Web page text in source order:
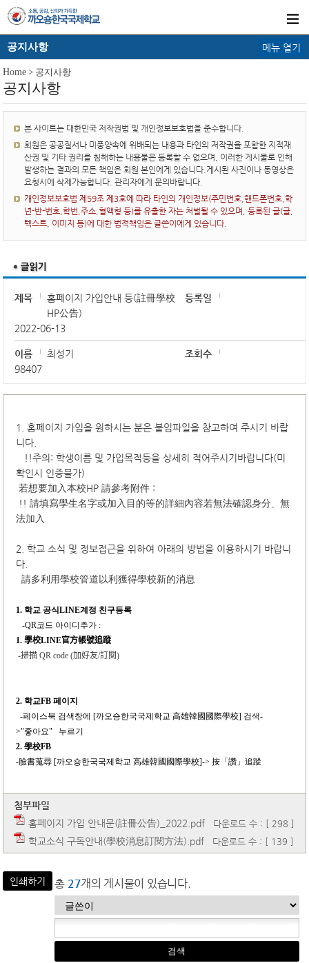
공지사항 메뉴 열기
Home > 공지사항
공지사항
본 사이트는 대한민국 저작권법 및 개인정보보호법을 준수합니다.
회원은 공공질서나 미풍양속에 위배되는 내용과 타인의 저작권을 포함한 지적재
산권 및 기타 권리를 침해하는 내용물은 등록할 수 없으며, 이러한 게시물로 인해
발생하는 결과의 모든 책임은 회원 본인에게 있습니다.게시된 사진이나 동영상은
요청시에 삭제가능합니다. 관리자에게 문의바랍니다.
개인정보보호법 제59조 제3호에 따라 타인의 개인정보(주민번호,핸드폰번호,학
년-반-번호,학번,주소,혈액형 등)를 유출한 자는 처벌될 수 있으며, 등록된 글(글,
텍스트, 이미지 등)에 대한 법적책임은 글쓴이에게 있습니다.
제목
홈페이지 가입안내 등(註冊學校
HP公告)
등록일
2022-06-13
이름 최성기
조회수
98407
1. 홈페이지 가입을 원하시는 분은 붙임파일을 참고하여 주시기 바랍
니다.
!!주의: 학생이름 및 가입목적등을 상세히 적어주시기바랍니다(미
확인시 인증불가)
若想要加入本校HP 請參考附件 :
!! 請填寫學生名字或加入目的等的詳細內容若無法確認身分、無
法加入
2. 학교 소식 및 정보접근을 위하여 아래의 방법을 이용하시기 바랍니
다.
請多利用學校管道以利獲得學校新的消息
1. 학교 공식LINE계정 친구등록
-QR코드 아이디추가 :
1.學校LINE官方帳號追蹤
-掃描 QR code (加好友/訂閱)
2. 학교FB 페이지
-페이스북 검색창에 [까오숑한국국제학교 高雄韓國國際學校] 검색-
>"좋아요" 누르기
2.學校FB
-臉書蒐尋 [까오숑한국국제학교 高雄韓國國際學校]-> 按「讚」追蹤
첨부파일
홈페이지 가입 안내문(註冊公告)_2022.pdf 다운로드 수 : [ 298 ]
학교소식 구독안내(學校消息訂閱方法).pdf 다운로드 수 : [ 139 ]
인쇄하기 총 27개의 게시물이 있습니다.